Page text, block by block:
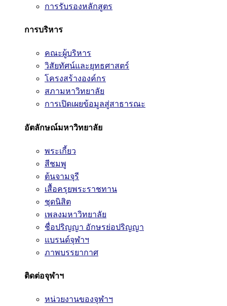
การรับรองหลักสูตร
การบริหาร
คณะผู้บริหาร
วิสัยทัศน์และยุทธศาสตร์
โครงสร้างองค์กร
สภามหาวิทยาลัย
การเปิดเผยข้อมูลสู่สาธารณะ
อัตลักษณ์มหาวิทยาลัย
พระเกี้ยว
สีชมพู
ต้นจามจุรี
เสื้อครุยพระราชทาน
ชุดนิสิต
เพลงมหาวิทยาลัย
ชื่อปริญญา อักษรย่อปริญญา
แบรนด์จุฬาฯ
ภาพบรรยากาศ
ติดต่อจุฬาฯ
หน่วยงานของจุฬาฯ